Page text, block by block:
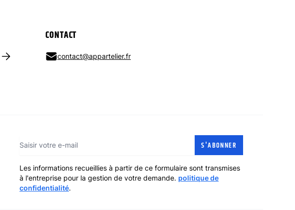
CONTACT
contact@appartelier.fr
Adresse e-mail S'ABONNER
Les informations recueillies à partir de ce formulaire sont transmises
à l'entreprise pour la gestion de votre demande. politique de
confidentialité.